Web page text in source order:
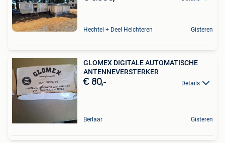
Hechtel + Deel Helchteren Gisteren
GLOMEX DIGITALE AUTOMATISCHE
ANTENNEVERSTERKER
€ 80,- Details
Berlaar Gisteren